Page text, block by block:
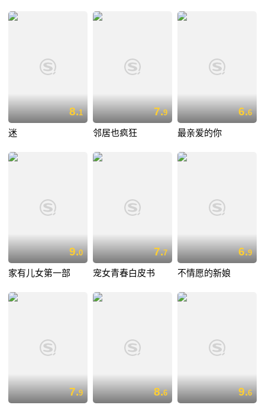
8.1
迷
7.9
邻居也疯狂
6.6
最亲爱的你
9.0
家有儿女第一部
7.7
宠女青春白皮书
6.9
不情愿的新娘
7.9 8.6 9.6